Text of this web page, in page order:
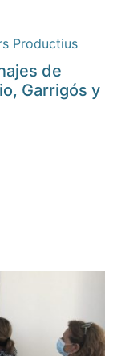
Productius
de
Garrigós y